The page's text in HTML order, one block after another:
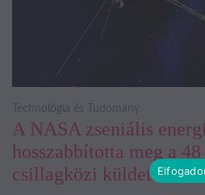
A NASA zseniális
hosszabbította meg a
csillagközi küldetését
Technológia és Tudomány